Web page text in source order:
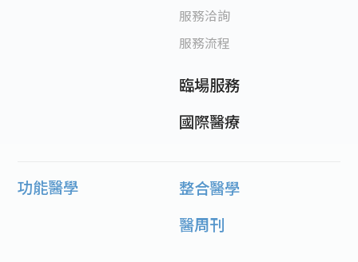
服務洽詢
服務流程
臨場服務
國際醫療
功能醫學
整合醫學
醫周刊